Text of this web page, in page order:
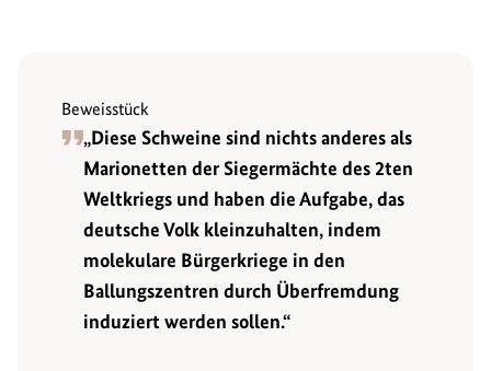
Beweisstück
„Diese Schweine sind nichts anderes als
Marionetten der Siegermächte des 2ten
Weltkriegs und haben die Aufgabe, das
deutsche Volk kleinzuhalten, indem
molekulare Bürgerkriege in den
Ballungszentren durch Überfremdung
induziert werden sollen.“